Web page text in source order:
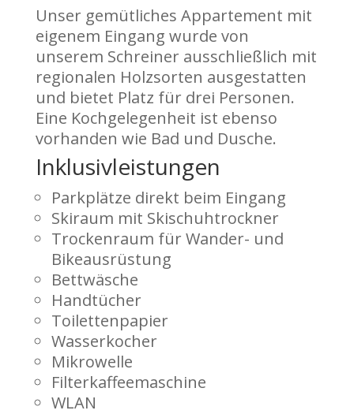
Unser gemütliches Appartement mit
eigenem Eingang wurde von
unserem Schreiner ausschließlich mit
regionalen Holzsorten ausgestatten
und bietet Platz für drei Personen.
Eine Kochgelegenheit ist ebenso
vorhanden wie Bad und Dusche.
Inklusivleistungen
Parkplätze direkt beim Eingang
Skiraum mit Skischuhtrockner
Trockenraum für Wander- und
Bikeausrüstung
Bettwäsche
Handtücher
Toilettenpapier
Wasserkocher
Mikrowelle
Filterkaffeemaschine
WLAN